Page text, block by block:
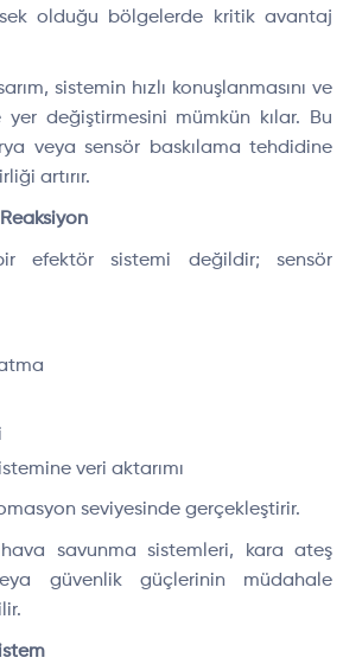
olduğu bölgelerde kritik avantaj
sistemin hızlı konuşlanmasını ve
değiştirmesini mümkün kılar. Bu
veya sensör baskılama tehdidine
artırır.
efektör sistemi değildir; sensör
veri aktarımı
seviyesinde gerçekleştirir.
savunma sistemleri, kara ateş
güvenlik güçlerinin müdahale